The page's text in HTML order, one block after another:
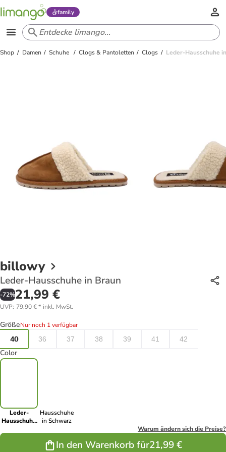
family
Shop Damen Schuhe Clogs & Pantoletten Clogs Leder-Hausschuhe
billowy
Leder-Hausschuhe in Braun
-72%21,99 €
UVP: 79,90 €* inkl. MwSt.
GrößeNur noch 1 verfügbar
40
36 37 38 39 41 42
Color
Leder-
Hausschuhe
Hausschuhe
in Schwarz
Warum ändern sich die Preise?
In den Warenkorb für21,99 €